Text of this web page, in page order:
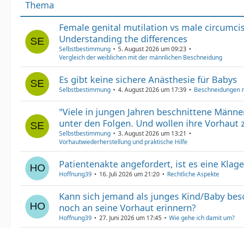
Thema
Female genital mutilation vs male
Understanding the differences
Selbstbestimmung
5. August 2026 um 09:23
Vergleich der weiblichen mit der männlichen Beschneidung
Es gibt keine sichere Anästhesie für Babys
Selbstbestimmung 4. August 2026 um 17:39 Beschneidungen
"Viele in jungen Jahren beschnittene
unter den Folgen. Und wollen ihre Vorhaut
Selbstbestimmung
3. August 2026 um 13:21
Vorhautwiederherstellung und praktische Hilfe
Patientenakte angefordert, ist es eine
Hoffnung39 16. Juli 2026 um 21:20 Rechtliche Aspekte
Kann sich jemand als junges Kind/Baby
noch an seine Vorhaut erinnern?
Hoffnung39 27. Juni 2026 um 17:45 Wie gehe ich damit um?